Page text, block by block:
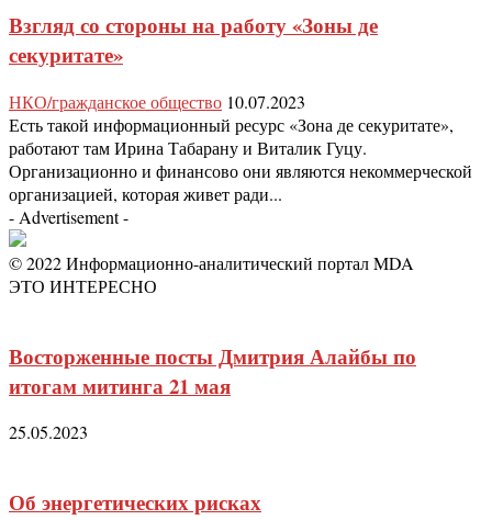
Взгляд со стороны на работу «Зоны де
секуритате»
НКО/гражданское общество 10.07.2023
Есть такой информационный ресурс «Зона де секуритате»,
работают там Ирина Табарану и Виталик Гуцу.
Организационно и финансово они являются некоммерческой
организацией, которая живет ради...
- Advertisement -
© 2022 Информационно-аналитический портал MDA
ЭТО ИНТЕРЕСНО
Восторженные посты Дмитрия Алайбы по
итогам митинга 21 мая
25.05.2023
Об энергетических рисках